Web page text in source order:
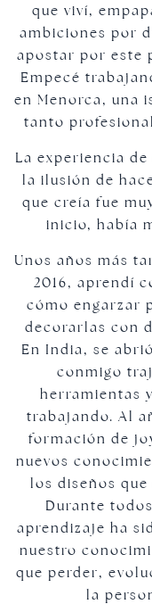
que viví,
ambiciones por
apostar por este
Empecé
en Menorca, una
tanto
La experiencia
la ilusión de
que creía fue
inicio, había
Unos años más
2016, aprendí
cómo engarzar
decorarlas con
En India, se
conmigo
herramientas
trabajando. Al
formación de
nuevos
los diseños
Durante
aprendizaje ha
nuestro
que perder,
la